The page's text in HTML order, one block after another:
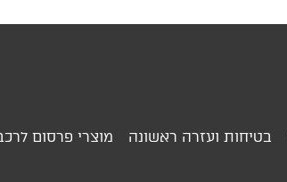
בטיחות ועזרה ראשונה מוצרי פרסום